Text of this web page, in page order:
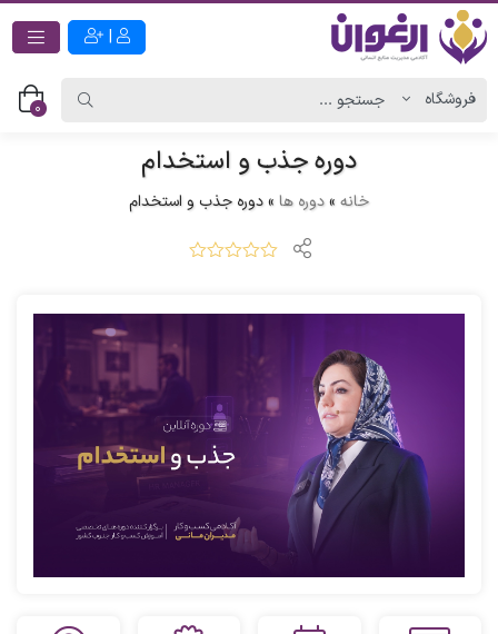
|
0
دوره جذب و استخدام
خانه »دوره ها »دوره جذب و استخدام